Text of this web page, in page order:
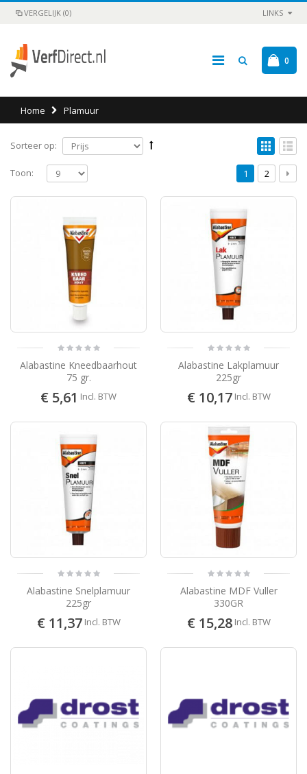
VERGELIJK (0) LINKS
0
Home Plamuur
Sorteer op:
1 2
Toon:
Alabastine Kneedbaarhout
75 gr.
€ 5,61 Incl. BTW
Alabastine Lakplamuur
225gr
€ 10,17 Incl. BTW
Alabastine Snelplamuur
225gr
€ 11,37 Incl. BTW
Alabastine MDF Vuller
330GR
€ 15,28 Incl. BTW